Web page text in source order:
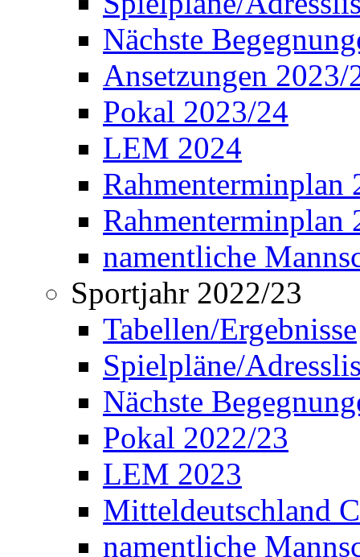
Nächste
Ansetzungen 2023/
Pokal 2023/24
LEM 2024
Rahmenterminplan
Rahmenterminplan
namentliche
Sportjahr 2022/23
Tabellen/Ergebnisse
Spielpläne/
Nächste
Pokal 2022/23
LEM 2023
Mitteldeutschland
namentliche